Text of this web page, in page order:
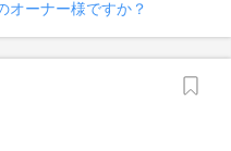
オーナー様ですか？